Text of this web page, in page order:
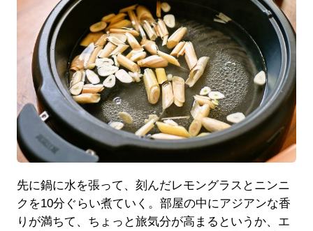
先に鍋に水を張って、刻んだレモングラスとニンニ
クを10分ぐらい煮ていく。部屋の中にアジアンな香
りが満ちて、ちょっと旅気分が高まるというか、エ